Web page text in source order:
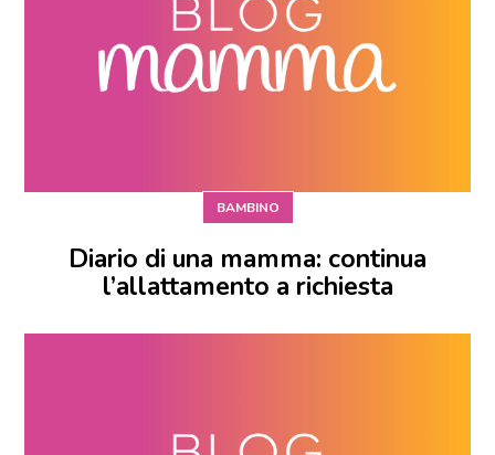
BAMBINO
Diario di una mamma: continua
l’allattamento a richiesta